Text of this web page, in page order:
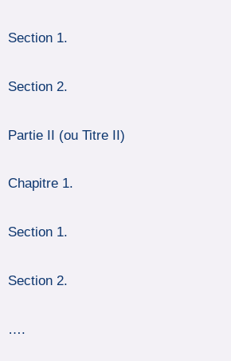
Section 1.
Section 2.
Partie II (ou Titre II)
Chapitre 1.
Section 1.
Section 2.
….